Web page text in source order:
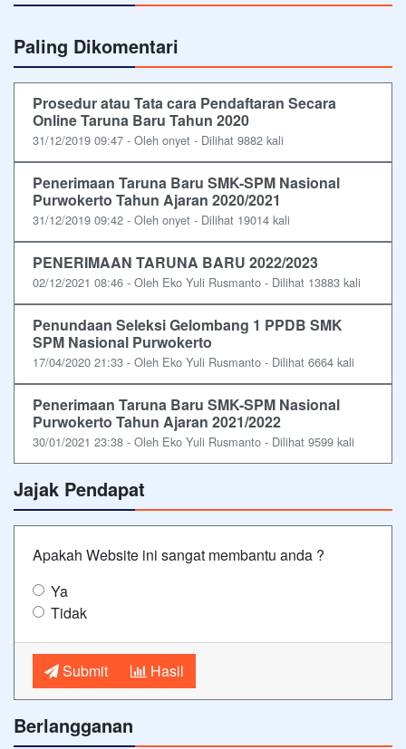
Paling Dikomentari
Prosedur atau Tata cara Pendaftaran Secara
Online Taruna Baru Tahun 2020
31/12/2019 09:47 - Oleh onyet - Dilihat 9882 kali
Penerimaan Taruna Baru SMK-SPM Nasional
Purwokerto Tahun Ajaran 2020/2021
31/12/2019 09:42 - Oleh onyet - Dilihat 19014 kali
PENERIMAAN TARUNA BARU 2022/2023
02/12/2021 08:46 - Oleh Eko Yuli Rusmanto - Dilihat 13883 kali
Penundaan Seleksi Gelombang 1 PPDB SMK
SPM Nasional Purwokerto
17/04/2020 21:33 - Oleh Eko Yuli Rusmanto - Dilihat 6664 kali
Penerimaan Taruna Baru SMK-SPM Nasional
Purwokerto Tahun Ajaran 2021/2022
30/01/2021 23:38 - Oleh Eko Yuli Rusmanto - Dilihat 9599 kali
Jajak Pendapat
Apakah Website ini sangat membantu anda ?
Ya
Tidak
Submit Hasil
Berlangganan